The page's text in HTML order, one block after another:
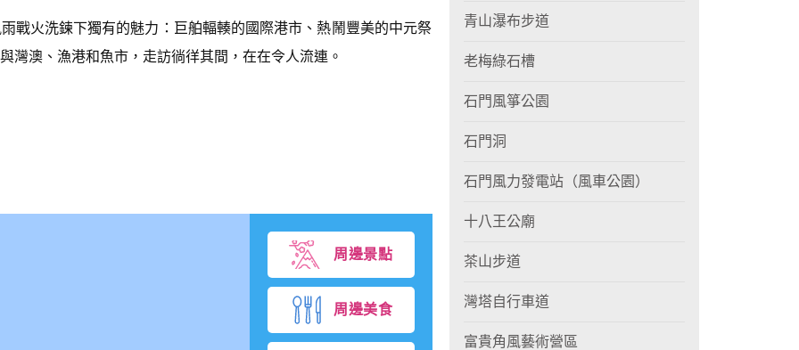
k
o
d
e
c
r
戰火洗鍊下獨有的魅力：巨舶輻輳的國際港市、熱鬧豐美的中元祭
灣澳、漁港和魚市，走訪徜徉其間，在在令人流連。
周邊景點
周邊美食
青山瀑布步道
老梅綠石槽
石門風箏公園
石門洞
石門風力發電站（風車公園）
十八王公廟
茶山步道
灣塔自行車道
富貴角風藝術營區